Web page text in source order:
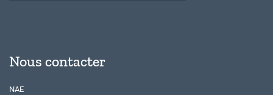
Nous contacter
NAE